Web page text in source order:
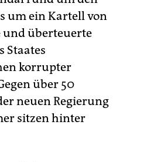
um ein Kartell von
und überteuerte
Staates
korrupter
über 50
neuen Regierung
sitzen hinter